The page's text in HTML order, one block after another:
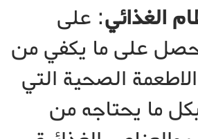
الغذائي: على
على ما يكفي من
الصحية التي
ما يحتاجه من